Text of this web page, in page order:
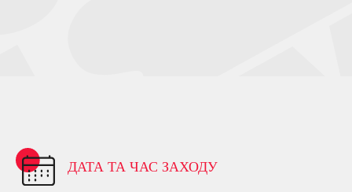
ДАТА ТА ЧАС ЗАХОДУ